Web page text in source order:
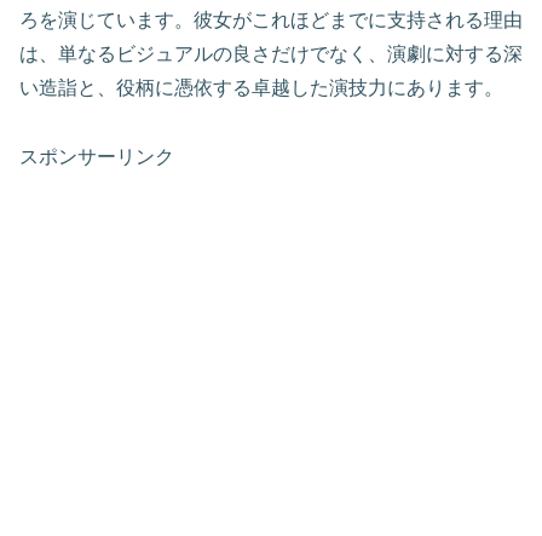
ろを演じています。彼女がこれほどまでに支持される理由
は、単なるビジュアルの良さだけでなく、演劇に対する深
い造詣と、役柄に憑依する卓越した演技力にあります。
スポンサーリンク